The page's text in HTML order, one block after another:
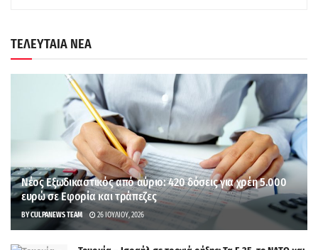
ΤΕΛΕΥΤΑΙΑ ΝΕΑ
Νέος Εξωδικαστικός από αύριο: 420 δόσεις για χρέη 5.000
ευρώ σε Εφορία και τράπεζες
BYCULPANEWS TEAM 26 ΙΟΥΛΊΟΥ, 2026